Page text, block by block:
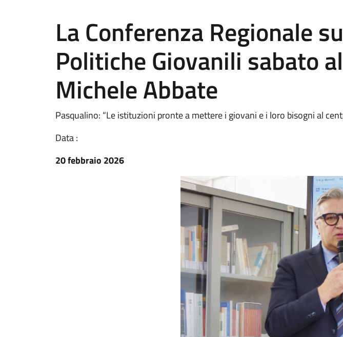
La Conferenza Regionale
Politiche Giovanili sabato
Michele Abbate
Pasqualino: “Le istituzioni pronte a mettere i giovani e i loro bisogni al
Data :
20 febbraio 2026